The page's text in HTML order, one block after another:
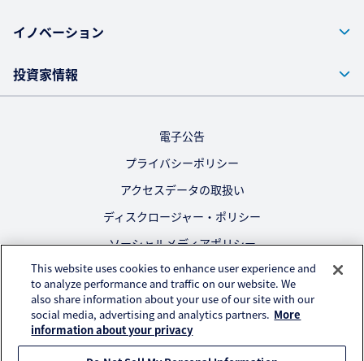
イノベーション
投資家情報
電子公告
プライバシーポリシー
アクセスデータの取扱い
ディスクロージャー・ポリシー
ソーシャルメディアポリシー
ご利用にあたって
公式SNS
This website uses cookies to enhance user experience and
to analyze performance and traffic on our website. We
also share information about your use of our site with our
social media, advertising and analytics partners. More
information about your privacy